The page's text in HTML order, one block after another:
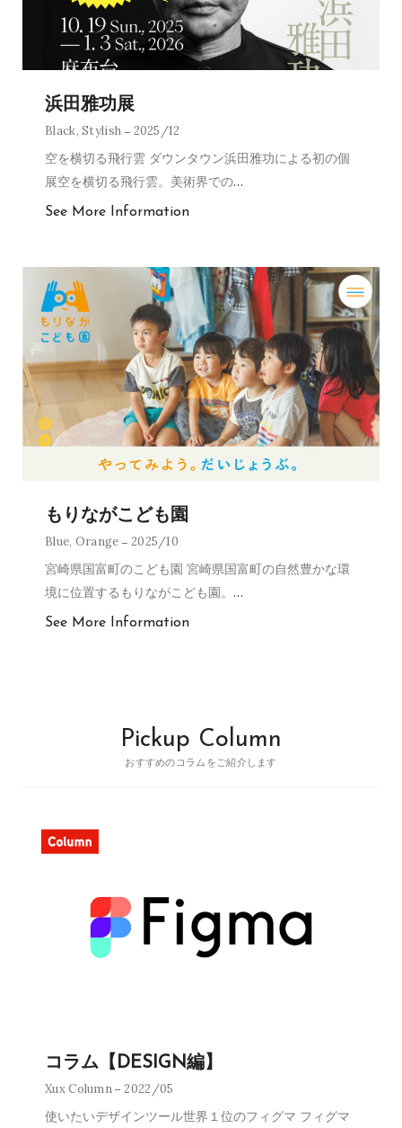
浜田雅功展
Black,Stylish 2025/12
空を横切る飛行雲 ダウンタウン浜田雅功による初の個
展空を横切る飛行雲。美術界での…
See More Information
もりながこども園
Blue, Orange 2025/10
宮崎県国富町のこども園 宮崎県国富町の自然豊かな環
境に位置するもりながこども園。 …
See More Information
Pickup Column
おすすめのコラムをご紹介します
コラム【DESIGN編】
Xux Column 2022/05
使いたいデザインツール世界１位のフィグマ フィグマ